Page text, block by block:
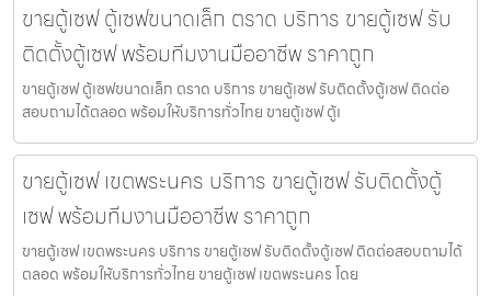
ขายตู้เซฟ ตู้เซฟขนาดเล็ก ตราด บริการ ขายตู้เซฟ รับ
ติดตั้งตู้เซฟ พร้อมทีมงานมืออาชีพ ราคาถูก
ขายตู้เซฟ ตู้เซฟขนาดเล็ก ตราด บริการ ขายตู้เซฟ รับติดตั้งตู้เซฟ ติดต่อ
สอบถามได้ตลอด พร้อมให้บริการทั่วไทย ขายตู้เซฟ ตู้เ
ขายตู้เซฟ เขตพระนคร บริการ ขายตู้เซฟ รับติดตั้งตู้
เซฟ พร้อมทีมงานมืออาชีพ ราคาถูก
ขายตู้เซฟ เขตพระนคร บริการ ขายตู้เซฟ รับติดตั้งตู้เซฟ ติดต่อสอบถามได้
ตลอด พร้อมให้บริการทั่วไทย ขายตู้เซฟ เขตพระนคร โดย